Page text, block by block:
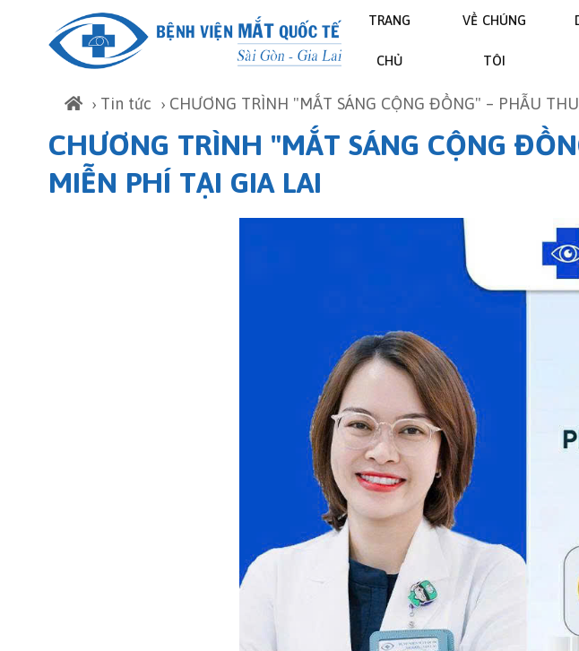
TRANG
CHỦ
VỀ CHÚNG
TÔI
› Tin tức › CHƯƠNG TRÌNH "MẮT SÁNG CỘNG ĐỒNG" – PHẪU
CHƯƠNG TRÌNH "MẮT SÁNG CỘNG
MIỄN PHÍ TẠI GIA LAI